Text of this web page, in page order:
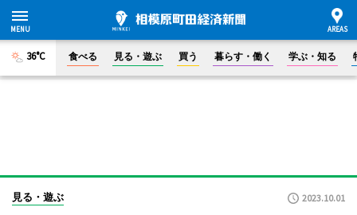
36°C 食べる 見る・遊ぶ 買う 暮らす・働く 学ぶ・知る
見る・遊ぶ 2023.10.01